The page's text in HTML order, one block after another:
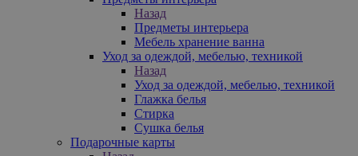
Назад
Предметы интерьера
Мебель хранение ванна
Уход за одеждой, мебелью, техникой
Назад
Уход за одеждой, мебелью, техникой
Глажка белья
Стирка
Сушка белья
Подарочные карты